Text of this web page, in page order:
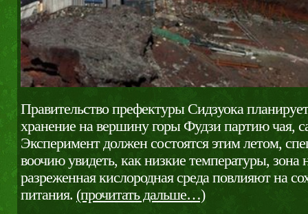
Правительство префектуры Сидзуока
хранение на вершину горы Фудзи партию чая,
Эксперимент должен состоятся этим летом,
воочию увидеть, как низкие температуры, зона
разреженная кислородная среда повлияют на
питания. (прочитать дальше…)